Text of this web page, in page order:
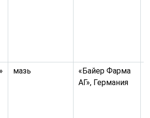
мазь
«Байер Фарма
АГ», Германия